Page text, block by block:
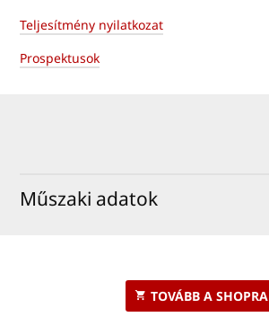
Teljesítmény nyilatkozat
Prospektusok
Műszaki adatok
TOVÁBB A SHOPRA